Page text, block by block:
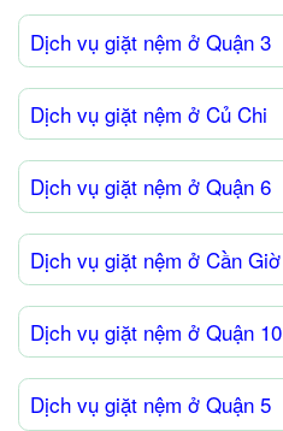
Dịch vụ giặt nệm ở Quận 3
Dịch vụ giặt nệm ở Củ Chi
Dịch vụ giặt nệm ở Quận 6
Dịch vụ giặt nệm ở Cần Giờ
Dịch vụ giặt nệm ở Quận 10
Dịch vụ giặt nệm ở Quận 5